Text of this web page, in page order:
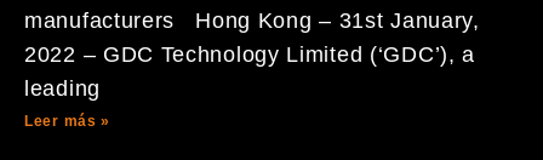
manufacturers Hong Kong – 31st January,
2022 – GDC Technology Limited (‘GDC’), a
leading
Leer más »